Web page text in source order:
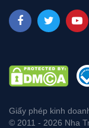
Giấy phép kinh
© 2011 - 2026 Nha